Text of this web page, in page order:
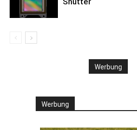
Werbung
Werbung